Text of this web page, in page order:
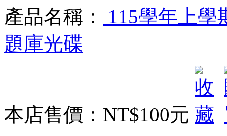
產品名稱：
115學年上學
題庫光碟
本店售價： NT$100元